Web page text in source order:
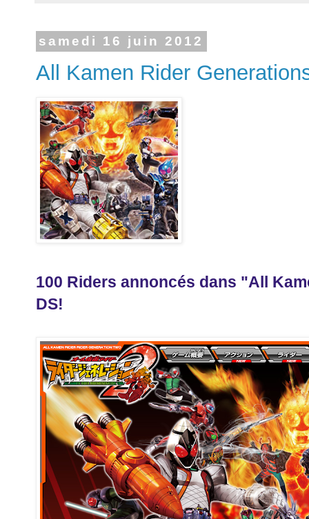
samedi 16 juin 2012
All Kamen Rider
100 Riders annoncés dans "All
DS!